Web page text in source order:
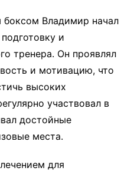
боксом Владимир начал
и
тренера. Он проявлял
и мотивацию, что
высоких
участвовал в
достойные
места.
для